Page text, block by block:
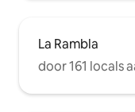
La Rambla
door 161 locals